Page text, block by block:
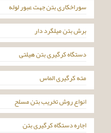
سوراخکاری بتن جهت عبور لوله
برش بتن میلگرد دار
دستگاه کرگیری بتن هیلتی
مته کرگیری الماس
انواع روش تخریب بتن مسلح
اجاره دستگاه کرگیری بتن